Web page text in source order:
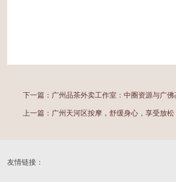
下一篇： 广州品茶外卖工作室：中圈资源与广
上一篇： 广州天河区按摩，舒缓身心，享受放松
友情链接：